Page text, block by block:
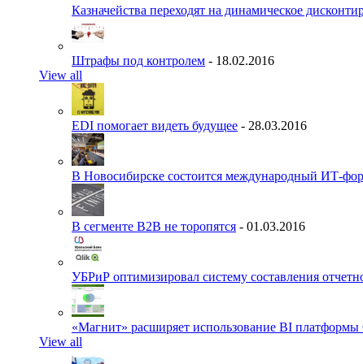
Казначейства переходят на динамическое
Штрафы под контролем - 18.02.2016
View all
EDI помогает видеть будущее - 28.03.2016
В Новосибирске состоится международный ИТ-
В сегменте B2B не торопятся - 01.03.2016
УБРиР оптимизировал систему составления
«Магнит» расширяет использование BI
View all